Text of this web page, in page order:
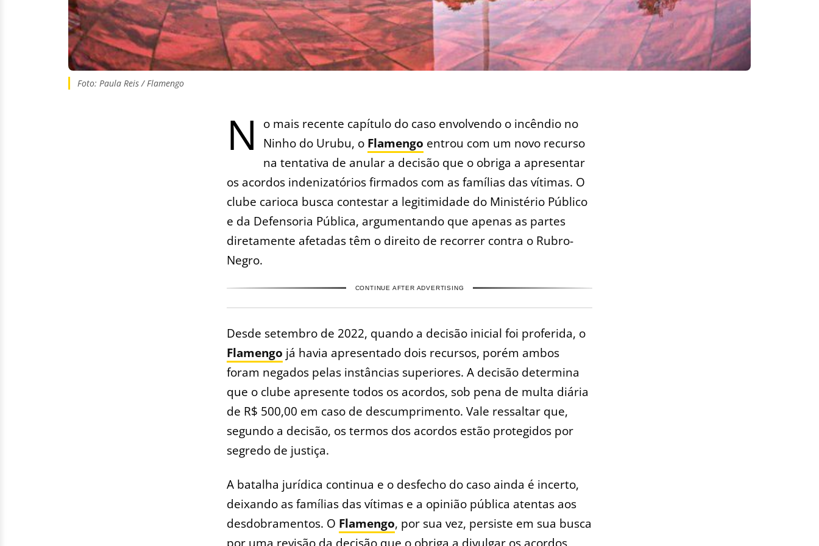
Foto: Paula Reis / Flamengo
N
o mais recente capítulo do caso envolvendo o incêndio no
Ninho do Urubu, o Flamengo entrou com um novo recurso
na tentativa de anular a decisão que o obriga a apresentar
os acordos indenizatórios firmados com as famílias das vítimas. O
clube carioca busca contestar a legitimidade do Ministério Público
e da Defensoria Pública, argumentando que apenas as partes
diretamente afetadas têm o direito de recorrer contra o Rubro-
Negro.
CONTINUE AFTER ADVERTISING
Desde setembro de 2022, quando a decisão inicial foi proferida, o
Flamengo já havia apresentado dois recursos, porém ambos
foram negados pelas instâncias superiores. A decisão determina
que o clube apresente todos os acordos, sob pena de multa diária
de R$ 500,00 em caso de descumprimento. Vale ressaltar que,
segundo a decisão, os termos dos acordos estão protegidos por
segredo de justiça.
A batalha jurídica continua e o desfecho do caso ainda é incerto,
deixando as famílias das vítimas e a opinião pública atentas aos
desdobramentos. O Flamengo, por sua vez, persiste em sua busca
por uma revisão da decisão que o obriga a divulgar os acordos